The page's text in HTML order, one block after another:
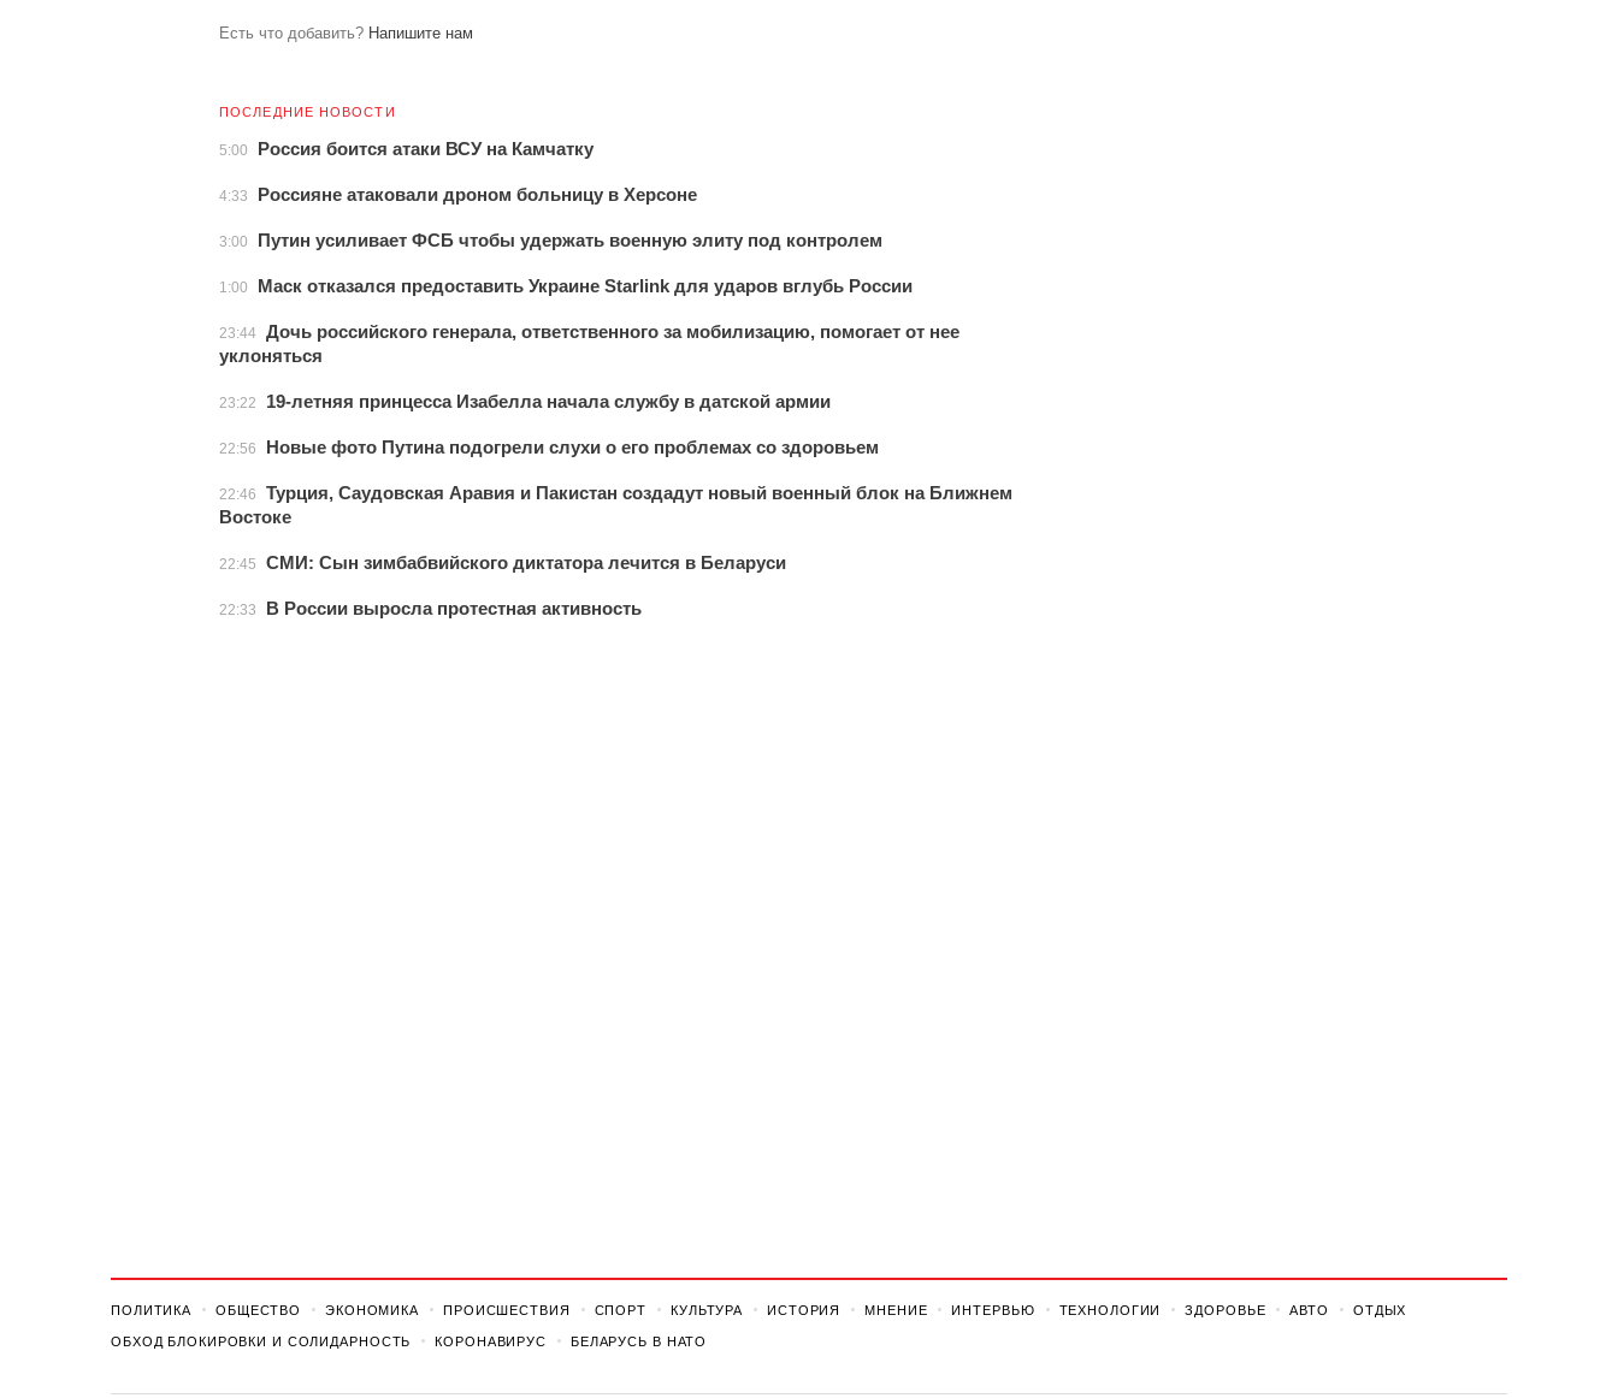
Есть что добавить? Напишите нам
ПОСЛЕДНИЕ НОВОСТИ
5:00 Россия боится атаки ВСУ на Камчатку
4:33 Россияне атаковали дроном больницу в Херсоне
3:00 Путин усиливает ФСБ чтобы удержать военную элиту под контролем
1:00 Маск отказался предоставить Украине Starlink для ударов вглубь России
23:44 Дочь российского генерала, ответственного за мобилизацию, помогает от нее
уклоняться
23:22 19-летняя принцесса Изабелла начала службу в датской армии
22:56 Новые фото Путина подогрели слухи о его проблемах со здоровьем
22:46
Турция, Саудовская Аравия и Пакистан создадут новый военный блок на Ближнем
Востоке
22:45 СМИ: Сын зимбабвийского диктатора лечится в Беларуси
22:33 В России выросла протестная активность
ПОЛИТИКА ОБЩЕСТВО ЭКОНОМИКА ПРОИСШЕСТВИЯ СПОРТ КУЛЬТУРА ИСТОРИЯ МНЕНИЕ ИНТЕРВЬЮ ТЕХНОЛОГИИ ЗДОРОВЬЕ АВТО ОТДЫХ
ОБХОД БЛОКИРОВКИ И СОЛИДАРНОСТЬ КОРОНАВИРУС БЕЛАРУСЬ В НАТО